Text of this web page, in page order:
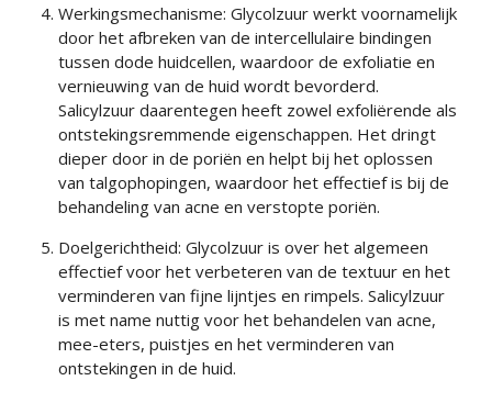
Werkingsmechanisme: Glycolzuur werkt voornamelijk
door het afbreken van de intercellulaire bindingen
tussen dode huidcellen, waardoor de exfoliatie en
vernieuwing van de huid wordt bevorderd.
Salicylzuur daarentegen heeft zowel exfoliërende als
ontstekingsremmende eigenschappen. Het dringt
dieper door in de poriën en helpt bij het oplossen
van talgophopingen, waardoor het effectief is bij de
behandeling van acne en verstopte poriën.
Doelgerichtheid: Glycolzuur is over het algemeen
effectief voor het verbeteren van de textuur en het
verminderen van fijne lijntjes en rimpels. Salicylzuur
is met name nuttig voor het behandelen van acne,
mee-eters, puistjes en het verminderen van
ontstekingen in de huid.